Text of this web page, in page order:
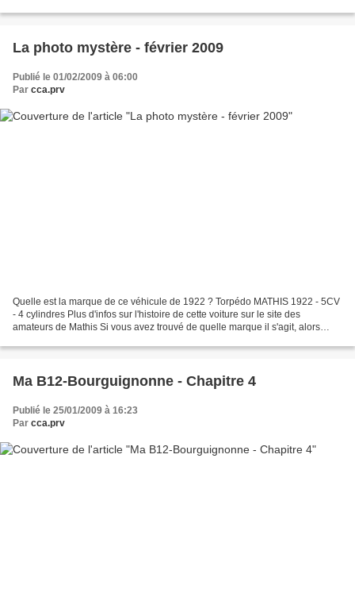
La photo mystère - février 2009
Publié le 01/02/2009 à 06:00
Par cca.prv
Quelle est la marque de ce véhicule de 1922 ? Torpédo MATHIS 1922 - 5CV
- 4 cylindres Plus d'infos sur l'histoire de cette voiture sur le site des
amateurs de Mathis Si vous avez trouvé de quelle marque il s'agit, alors
Ma B12-Bourguignonne - Chapitre 4
Publié le 25/01/2009 à 16:23
Par cca.prv